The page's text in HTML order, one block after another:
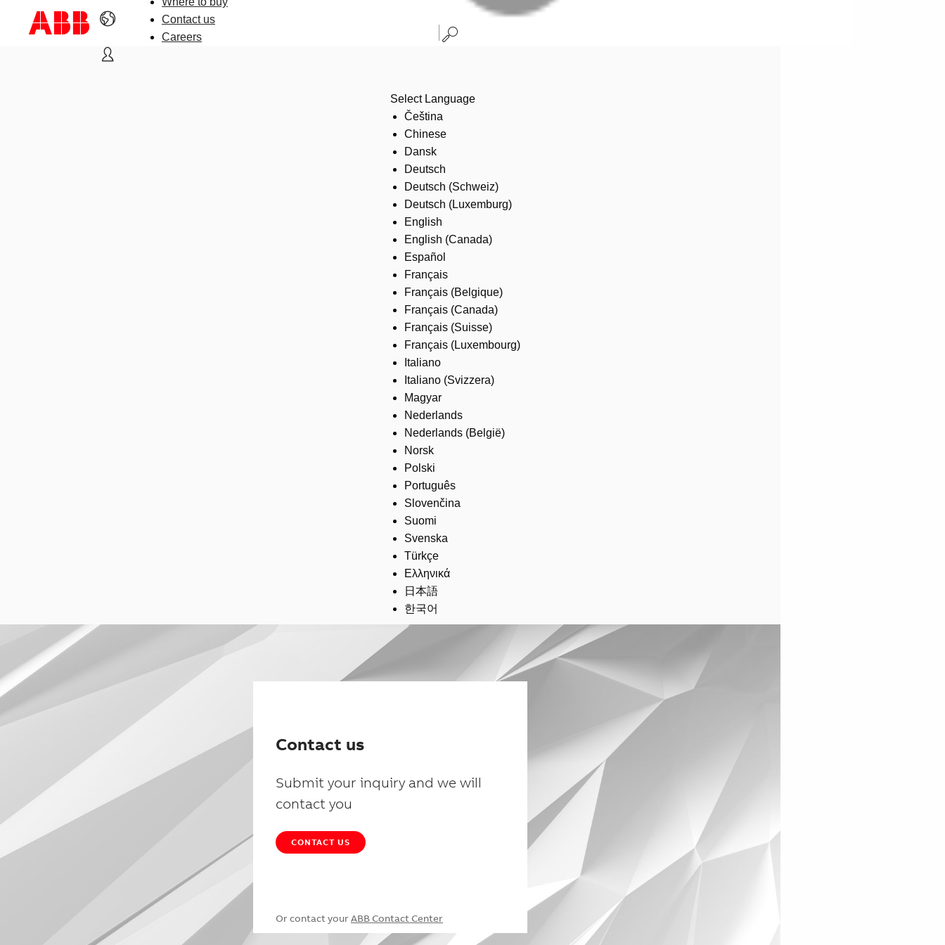
Contact us
Careers
Select Language
Čeština
Chinese
Dansk
Deutsch
Deutsch (Schweiz)
Deutsch (Luxemburg)
English
English (Canada)
Español
Français
Français (Belgique)
Français (Canada)
Français (Suisse)
Français (Luxembourg)
Italiano
Italiano (Svizzera)
Magyar
Nederlands
Nederlands (België)
Norsk
Polski
Português
Slovenčina
Suomi
Svenska
Türkçe
Ελληνικά
日本語
한국어
Contact us
Submit your inquiry and we will
contact you
CONTACT US
Or contact your ABB Contact Center